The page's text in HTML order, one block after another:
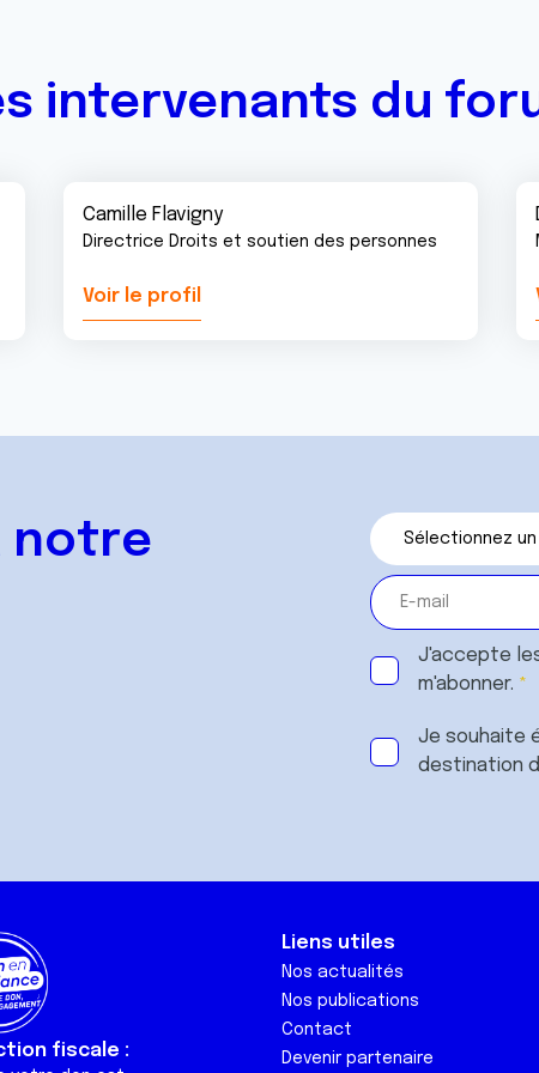
intervenants du
Camille Flavigny
Directrice Droits et soutien des personnes
Voir le profil
notre
J'accepte
m'abonner.
Je souhaite
destination
fiscale :
Liens utiles
Nos actualités
Nos publications
Contact
Devenir partenaire